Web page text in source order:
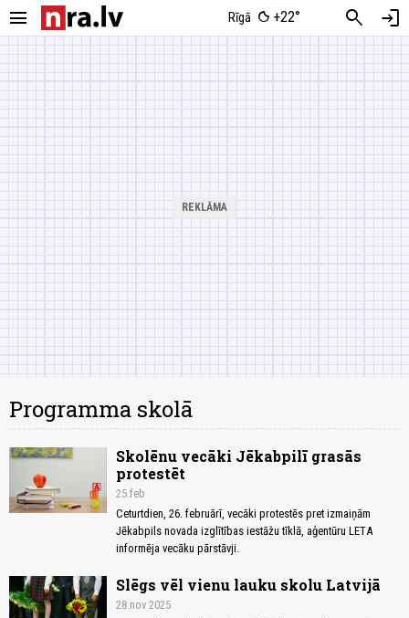
menu Rīgā +22° search login
Programma skolā
Skolēnu vecāki Jēkabpilī grasās
protestēt
25.feb
Ceturtdien, 26. februārī, vecāki protestēs pret izmaiņām
Jēkabpils novada izglītības iestāžu tīklā, aģentūru LETA
informēja vecāku pārstāvji.
Slēgs vēl vienu lauku skolu Latvijā
28.nov 2025